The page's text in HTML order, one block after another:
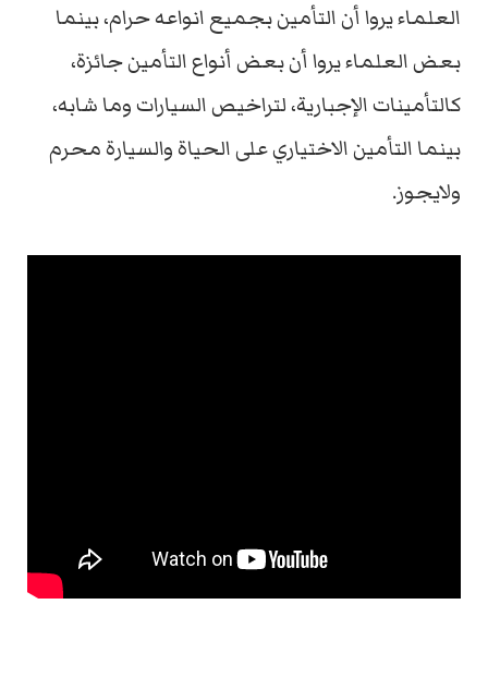
العلماء يروا أن التأمين بجميع انواعه حرام، بينما
بعض العلماء يروا أن بعض أنواع التأمين جائزة،
كالتأمينات الإجبارية، لتراخيص السيارات وما شابه،
بينما التأمين الاختياري على الحياة والسيارة محرم
ولايجوز.